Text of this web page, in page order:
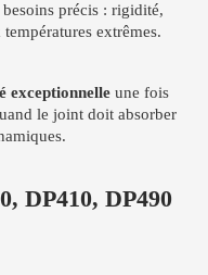
précis : rigidité,
extrêmes.
exceptionnelle une fois
le joint doit absorber
DP410, DP490